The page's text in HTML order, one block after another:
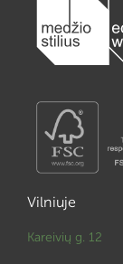
Vilniuje
Kareivių g. 12